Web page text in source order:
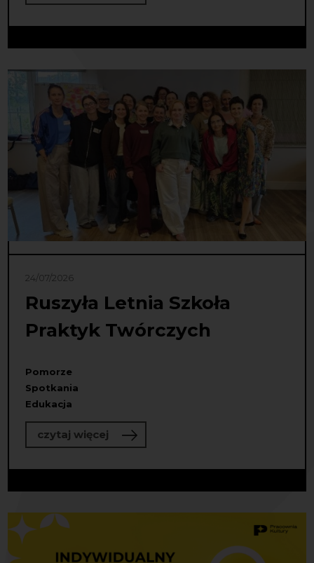
24/07/2026
Ruszyła Letnia Szkoła
Praktyk Twórczych
Pomorze
Spotkania
Edukacja
czytaj więcejo Ruszyła Letnia Szkoła Praktyk